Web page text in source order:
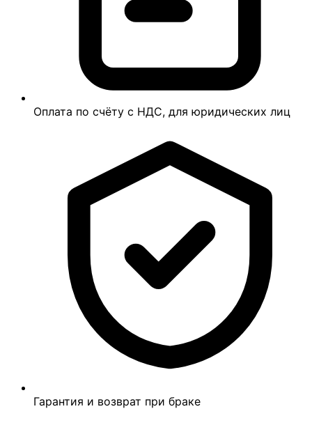
Оплата по счёту с НДС, для юридических лиц
Гарантия и возврат при браке